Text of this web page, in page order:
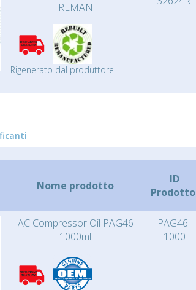
REMAN
Rigenerato dal produttore
Nome prodotto
ID
Prodotto
AC Compressor Oil PAG46
1000ml
PAG46-
1000